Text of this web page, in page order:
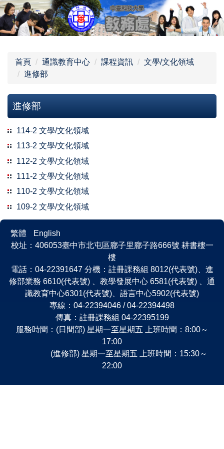
跳
到
主
首頁 通識教育中心 課程資訊
文學/文化領域
進修部
進修部
114-2 文學/文化領域
113-2 文學/文化領域
112-2 文學/文化領域
111-2 文學/文化領域
110-2 文學/文化領域
109-2 文學/文化領域
繁體
English
校址：406053臺中市北屯區廍子里廍子路666號 耕書樓一
樓
電話：04-22391647 分機：註冊課務組 8012(代表號)、進
修部業務 6610(代表號) 、教學發展中心 6581(代表號) 、通
識教育中心6301(代表號)、語言中心5902(代表號)
專線：04-22394046 / 04-22394498
傳真：註冊課務組 04-22395199
服務時間：(日間部) 星期一至星期五 上班時間：8:00～
17:00
(進修部) 星期一至星期五 上班時間：15:30～
22:00